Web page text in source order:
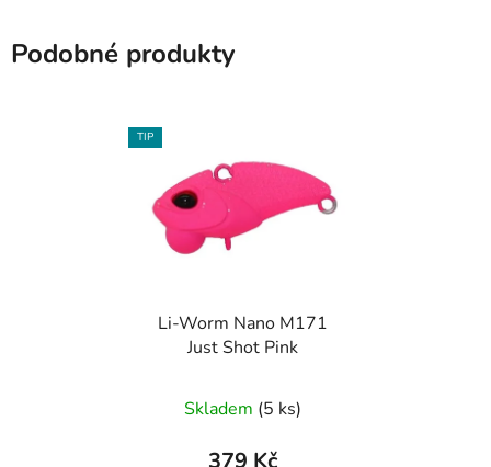
Podobné produkty
TIP
Li-Worm Nano M171
Just Shot Pink
Skladem (5 ks)
379 Kč